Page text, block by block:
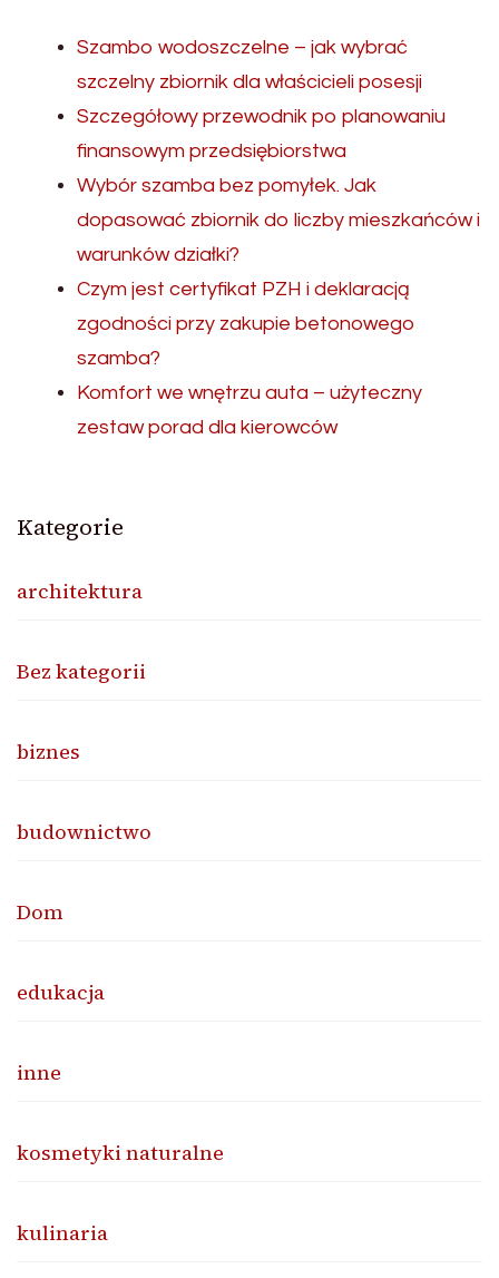
Szambo wodoszczelne – jak wybrać
szczelny zbiornik dla właścicieli posesji
Szczegółowy przewodnik po planowaniu
finansowym przedsiębiorstwa
Wybór szamba bez pomyłek. Jak
dopasować zbiornik do liczby mieszkańców i
warunków działki?
Czym jest certyfikat PZH i deklaracją
zgodności przy zakupie betonowego
szamba?
Komfort we wnętrzu auta – użyteczny
zestaw porad dla kierowców
Kategorie
architektura
Bez kategorii
biznes
budownictwo
Dom
edukacja
inne
kosmetyki naturalne
kulinaria